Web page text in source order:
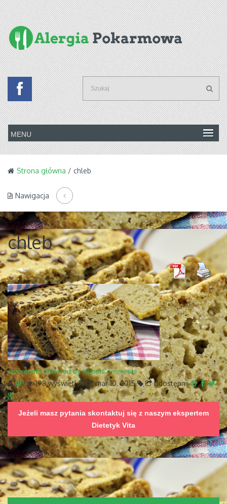
Strona główna / chleb
Nawigacja
chleb
comments powered by HyperComments
AP 198 wyświetleń mar 10, 2015 Udostępnij
Jeżeli masz pytania skontaktuj się z naszym ekspertem
Dietetyk Vita